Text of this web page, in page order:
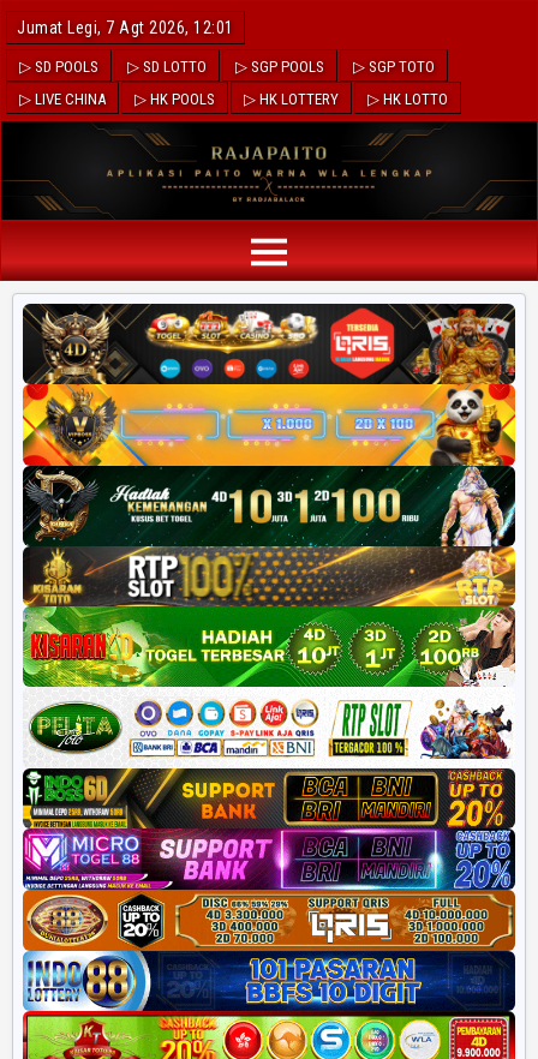
Jumat Legi, 7 Agt 2026, 12:01
▷ SD POOLS ▷ SD LOTTO ▷ SGP POOLS
▷ SGP TOTO
▷ LIVE CHINA
▷ HK POOLS ▷ HK LOTTERY ▷ HK LOTTO